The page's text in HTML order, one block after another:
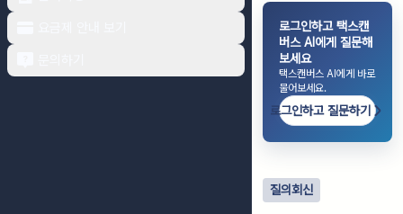
로그인하고 택스캔
버스 AI에게 질문해
보세요
택스캔버스 AI에게 바로
물어보세요.
로그인하고 질문하기
질의회신